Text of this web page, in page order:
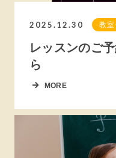
2025.12.30 教
レッスンのご
ら
MORE